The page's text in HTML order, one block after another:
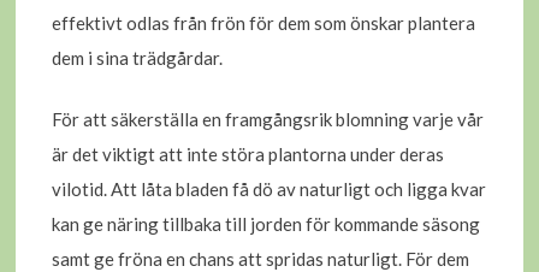
effektivt odlas från frön för dem som önskar plantera
dem i sina trädgårdar.
För att säkerställa en framgångsrik blomning varje vår
är det viktigt att inte störa plantorna under deras
vilotid. Att låta bladen få dö av naturligt och ligga kvar
kan ge näring tillbaka till jorden för kommande säsong
samt ge fröna en chans att spridas naturligt. För dem